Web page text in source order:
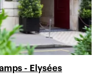
- Elysées